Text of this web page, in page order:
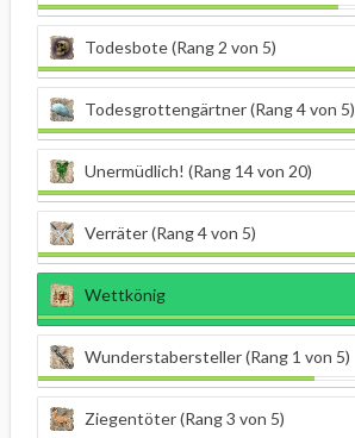
Todesbote (Rang 2 von 5)
Todesgrottengärtner (Rang 4 von 5)
Unermüdlich! (Rang 14 von 20)
Verräter (Rang 4 von 5)
Wettkönig
Wunderstabersteller (Rang 1 von 5)
Ziegentöter (Rang 3 von 5)